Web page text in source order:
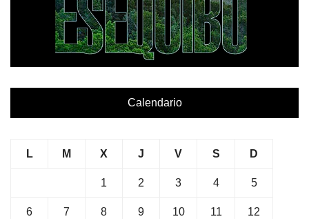
Calendario
L M X J V S D
1 2 3 4 5
6 7 8 9 10 11 12